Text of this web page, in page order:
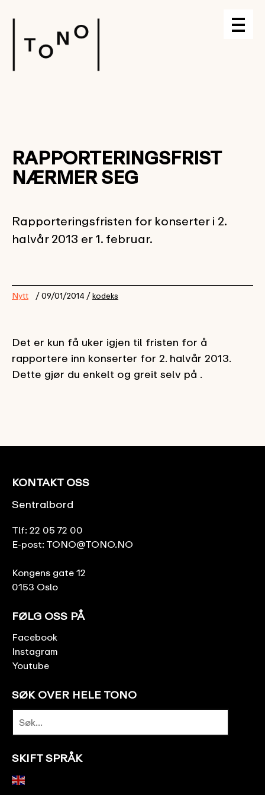
RAPPORTERINGSFRIST
NÆRMER SEG
Rapporteringsfristen for konserter i 2.
halvår 2013 er 1. februar.
Nytt / 09/01/2014 /kodeks
Det er kun få uker igjen til fristen for å
rapportere inn konserter for 2. halvår 2013.
Dette gjør du enkelt og greit selv på .
KONTAKT OSS
Sentralbord
Tlf: 22 05 72 00
E-post: TONO@TONO.NO
Kongens gate 12
0153 Oslo
FØLG OSS PÅ
Facebook
Instagram
Youtube
SØK OVER HELE TONO
SKIFT SPRÅK